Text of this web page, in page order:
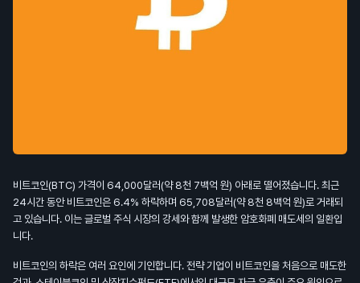
비트코인(BTC) 가격이 64,000달러(약 8천 7백억 원) 아래로 떨어졌습니다. 최근
24시간 동안 비트코인은 6.4% 하락하며 65,708달러(약 8천 8백억 원)로 거래되
고 있습니다. 이는 글로벌 주식 시장의 강세와 함께 발생한 암호화폐 매도세의 일환입
니다.
비트코인의 하락은 여러 요인에 기인합니다. 전략 기업이 비트코인을 처음으로 매도한